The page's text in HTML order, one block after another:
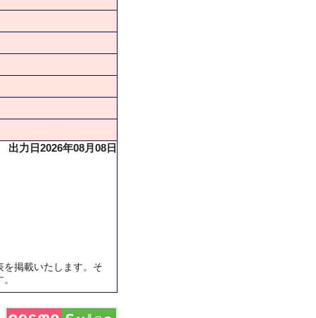
出力日2026年08月08日
掲載いたします。そ